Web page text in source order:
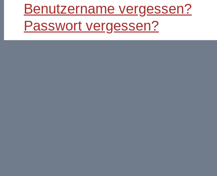
Benutzername vergessen?
Passwort vergessen?